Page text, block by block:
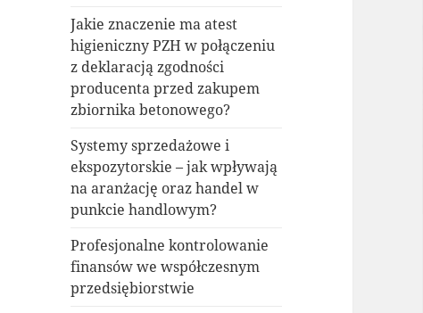
Jakie znaczenie ma atest
higieniczny PZH w połączeniu
z deklaracją zgodności
producenta przed zakupem
zbiornika betonowego?
Systemy sprzedażowe i
ekspozytorskie – jak wpływają
na aranżację oraz handel w
punkcie handlowym?
Profesjonalne kontrolowanie
finansów we współczesnym
przedsiębiorstwie